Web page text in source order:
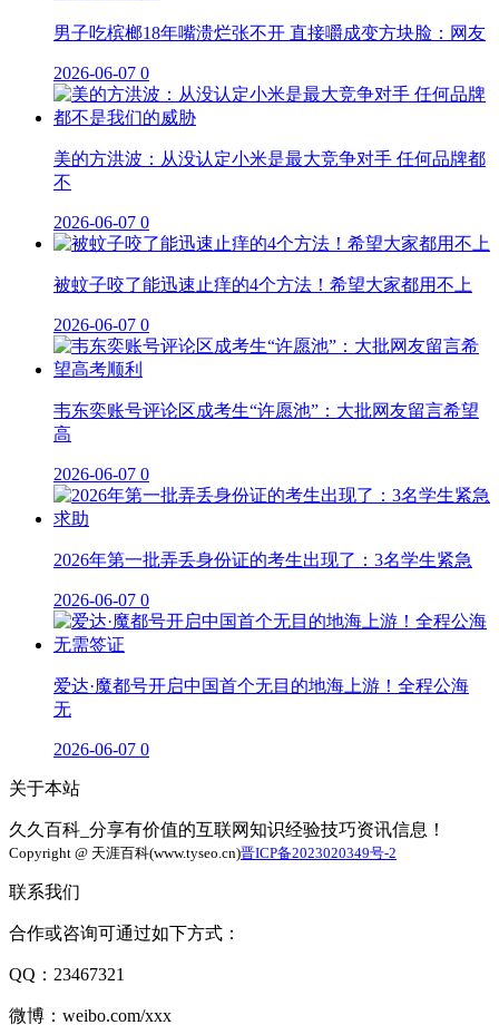
男子吃槟榔18年嘴溃烂张不开 直接嚼成变方块脸：网友
2026-06-07 0
美的方洪波：从没认定小米是最大竞争对手 任何品牌都
不
2026-06-07 0
被蚊子咬了能迅速止痒的4个方法！希望大家都用不上
2026-06-07 0
韦东奕账号评论区成考生“许愿池”：大批网友留言希望
高
2026-06-07 0
2026年第一批弄丢身份证的考生出现了：3名学生紧急
2026-06-07 0
爱达·魔都号开启中国首个无目的地海上游！全程公海
无
2026-06-07 0
关于本站
久久百科_分享有价值的互联网知识经验技巧资讯信息！
Copyright @ 天涯百科(www.tyseo.cn)晋ICP备2023020349号-2
联系我们
合作或咨询可通过如下方式：
QQ：23467321
微博：weibo.com/xxx